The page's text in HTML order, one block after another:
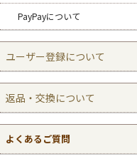
PayPayについて
ユーザー登録について
返品・交換について
よくあるご質問